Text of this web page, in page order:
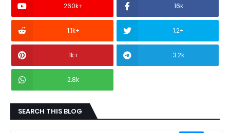
260k+ 16k
1.1k+ 1.2+
1k+ 3.2k
2.8k
SEARCH THIS BLOG